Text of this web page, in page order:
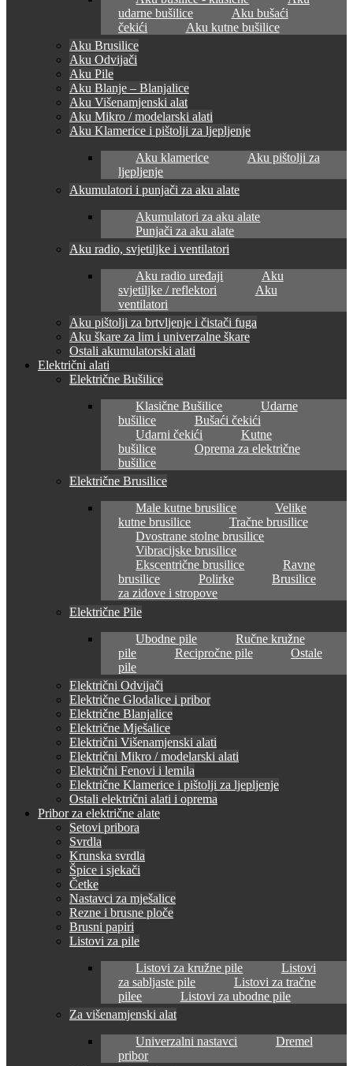
udarne bušilice
Aku bušaći
čekići
Aku kutne bušilice
Aku Brusilice
Aku Odvijači
Aku Pile
Aku Blanje – Blanjalice
Aku Višenamjenski alat
Aku Mikro / modelarski alati
Aku Klamerice i pištolji za ljepljenje
Aku klamerice
Aku pištolji za
ljepljenje
Akumulatori i punjači za aku alate
Akumulatori za aku alate
Punjači za aku alate
Aku radio, svjetiljke i ventilatori
Aku radio uređaji
Aku
svjetiljke / reflektori
Aku
ventilatori
Aku pištolji za brtvljenje i čistači fuga
Aku škare za lim i univerzalne škare
Ostali akumulatorski alati
Električni alati
Električne Bušilice
Klasične Bušilice
Udarne
bušilice
Bušaći čekići
Udarni čekići
Kutne
bušilice
Oprema za električne
bušilice
Električne Brusilice
Male kutne brusilice
Velike
kutne brusilice
Tračne brusilice
Dvostrane stolne brusilice
Vibracijske brusilice
Ekscentrične brusilice
Ravne
brusilice
Polirke
Brusilice
za zidove i stropove
Električne Pile
Ubodne pile
Ručne kružne
pile
Recipročne pile
Ostale
pile
Električni Odvijači
Električne Glodalice i pribor
Električne Blanjalice
Električne Mješalice
Električni Višenamjenski alati
Električni Mikro / modelarski alati
Električni Fenovi i lemila
Električne Klamerice i pištolji za ljepljenje
Ostali električni alati i oprema
Pribor za električne alate
Setovi pribora
Svrdla
Krunska svrdla
Špice i sjekači
Četke
Nastavci za mješalice
Rezne i brusne ploče
Brusni papiri
Listovi za pile
Listovi za kružne pile
Listovi
za sabljaste pile
Listovi za tračne
pilee
Listovi za ubodne pile
Za višenamjenski alat
Univerzalni nastavci
Dremel
pribor